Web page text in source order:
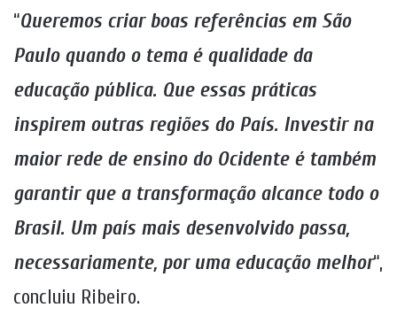
“Queremos criar boas referências em São
Paulo quando o tema é qualidade da
educação pública. Que essas práticas
inspirem outras regiões do País. Investir na
maior rede de ensino do Ocidente é também
garantir que a transformação alcance todo o
Brasil. Um país mais desenvolvido passa,
necessariamente, por uma educação melhor“,
concluiu Ribeiro.